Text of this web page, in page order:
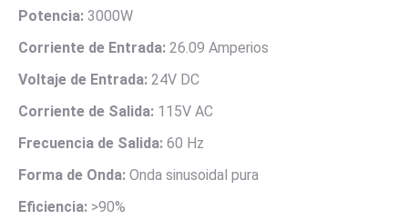
Potencia: 3000W
Corriente de Entrada: 26.09 Amperios
Voltaje de Entrada: 24V DC
Corriente de Salida: 115V AC
Frecuencia de Salida: 60 Hz
Forma de Onda: Onda sinusoidal pura
Eficiencia: >90%